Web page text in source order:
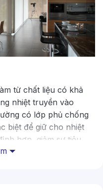
từ chất liệu có khả
nhiệt truyền vào
có lớp phủ chống
biệt để giữ cho nhiệt
hơn, giảm sự tiêu
ấm.